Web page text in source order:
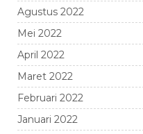
Agustus 2022
Mei 2022
April 2022
Maret 2022
Februari 2022
Januari 2022